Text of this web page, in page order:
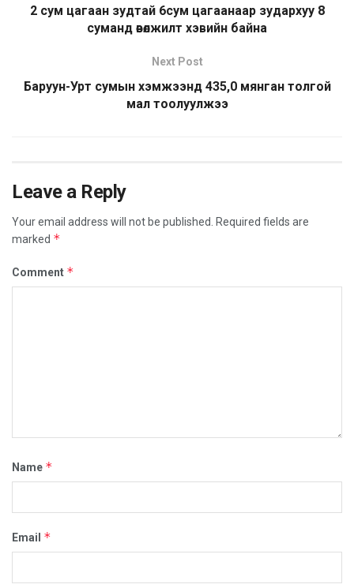
2 сум цагаан зудтай 6сум цагаанаар зудархуу 8
суманд өвөлжилт хэвийн байна
Next Post
Баруун-Урт сумын хэмжээнд 435,0 мянган толгой
мал тоолуулжээ
Leave a Reply
Your email address will not be published.
Required fields are
marked *
Comment *
Name *
Email *